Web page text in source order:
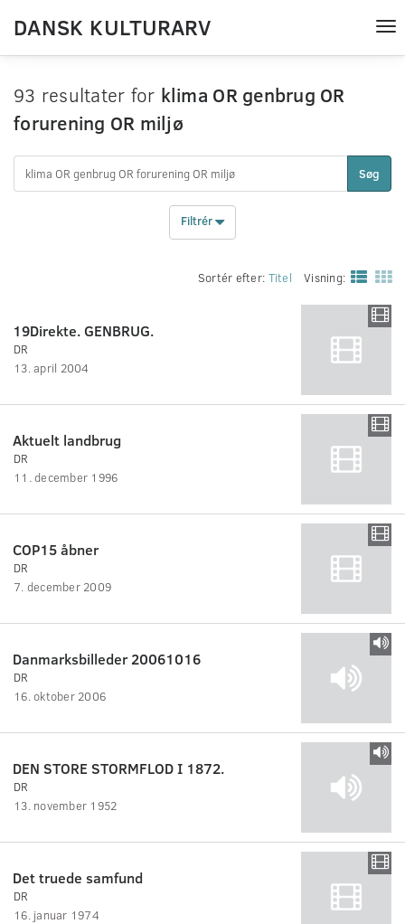
DANSK KULTURARV
93 resultater for klima OR genbrug OR
forurening OR miljø
Søg
Filtrér
Sortér efter: Titel Visning:
19Direkte. GENBRUG.
DR
13. april 2004
Aktuelt landbrug
DR
11. december 1996
COP15 åbner
DR
7. december 2009
Danmarksbilleder 20061016
DR
16. oktober 2006
DEN STORE STORMFLOD I 1872.
DR
13. november 1952
Det truede samfund
DR
16. januar 1974